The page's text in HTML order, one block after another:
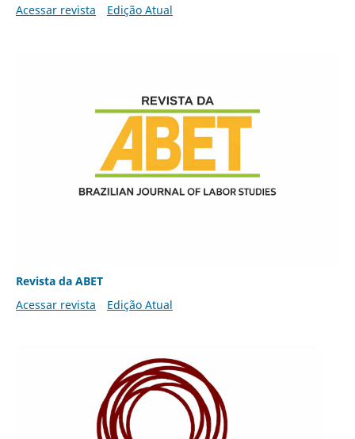
Acessar revista Edição Atual
Revista da ABET
Acessar revista
Edição Atual